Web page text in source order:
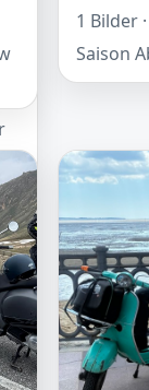
1 Bilder
Saison